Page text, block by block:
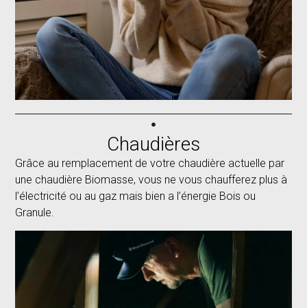
Chaudières
Grâce au remplacement de votre chaudière actuelle par
une chaudière Biomasse, vous ne vous chaufferez plus à
l’électricité ou au gaz mais bien a l’énergie Bois ou
Granule.